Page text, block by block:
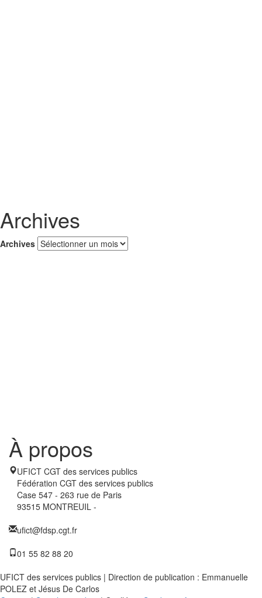
Archives
Archives
À propos
UFICT CGT des services publics
Fédération CGT des services publics
Case 547 - 263 rue de Paris
93515 MONTREUIL -
ufict@fdsp.cgt.fr
01 55 82 88 20
UFICT des services publics | Direction de publication : Emmanuelle
POLEZ et Jésus De Carlos